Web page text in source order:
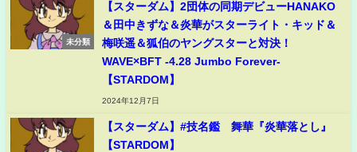
未分類
【スターダム】2団体の同期デビューHANAKO
＆田中きずな＆炎華がスターライト・キッド＆
梅咲遥＆狐伯のヤングスターと対決！
WAVE×BFT -4.28 Jumbo Forever-
【STARDOM】
2024年12月7日
【スターダム】#技名鑑 舞華『炎華落とし』
【STARDOM】